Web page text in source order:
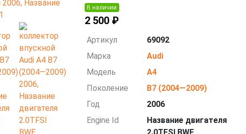
В наличии
2 500 ₽
Артикул
69092
Марка
Audi
Модель
A4
Поколение
B7 (2004—2009)
Год
2006
Engine Id
Название двигателя